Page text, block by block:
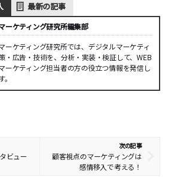
最新の記事
ーケティング研究所編集部
ーケティング研究所では、デジタルマーケティ
・広告・技術を、分析・実装・検証して、WEB
ーケティング担当者の方の役立つ情報を発信し
ビュー
次の記事
顧客視点のマーケティングは
感情移入で考える！